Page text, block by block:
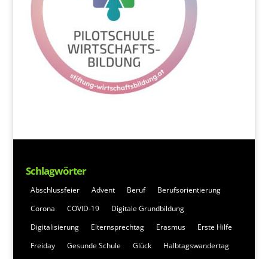
Schlagwörter
Abschlussfeier Advent Beruf
Berufsorientierung
Corona
COVID-19
Digitale Grundbildung
Digitalisierung
Elternsprechtag Erasmus
Erste Hilfe
Freiday
Gesunde Schule Glück
Halbtagswandertag